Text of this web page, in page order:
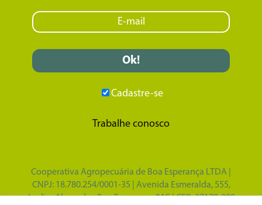
Cadastre-se
Trabalhe conosco
Cooperativa Agropecuária de Boa Esperança LTDA |
CNPJ: 18.780.254/0001-35 | Avenida Esmeralda, 555,
Jardim Alvorada - Boa Esperança/MG | CEP: 37170-000